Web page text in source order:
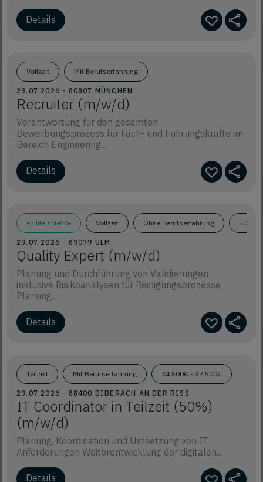
Details
Vollzeit Mit Berufserfahrung
29.07.2026 - 80807 MÜNCHEN
Recruiter (m/w/d)
Verantwortung für den gesamten
Bewerbungsprozess für Fach- und Führungskräfte im
Bereich Engineering...
Details
ep life science Vollzeit Ohne Berufserfahrung
29.07.2026 - 89079 ULM
Quality Expert (m/w/d)
Planung und Durchführung von Validierungen
inklusive Risikoanalysen für Reinigungsprozesse
Planung...
Details
Teilzeit Mit Berufserfahrung 34.500€ - 37.500€
29.07.2026 - 88400 BIBERACH AN DER RISS
IT Coordinator in Teilzeit (50%)
(m/w/d)
Planung, Koordination und Umsetzung von IT-
Anforderungen Weiterentwicklung der digitalen...
Details